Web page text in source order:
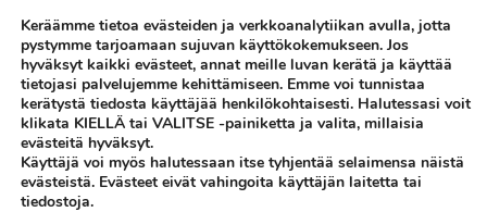
Siirry
navigointiin
Siirry
sisältöön
Valikko
Keräämme tietoa evästeiden ja verkkoanalytiikan avulla, jotta
pystymme tarjoamaan sujuvan käyttökokemukseen. Jos
hyväksyt kaikki evästeet, annat meille luvan kerätä ja käyttää
tietojasi palvelujemme kehittämiseen. Emme voi tunnistaa
kerätystä tiedosta käyttäjää henkilökohtaisesti. Halutessasi voit
klikata KIELLÄ tai VALITSE -painiketta ja valita, millaisia
evästeitä hyväksyt.
Käyttäjä voi myös halutessaan itse tyhjentää selaimensa näistä
evästeistä. Evästeet eivät vahingoita käyttäjän laitetta tai
tiedostoja.